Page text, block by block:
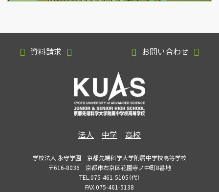
資料請求 お問い合わせ
法人 中学 高校
学校法人 永守学園 京都先端科学大学附属中学校高等学校
〒616-8036 京都市右京区花園寺ノ中町8番地
TEL.075-461-5105（代）
FAX.075-461-5138